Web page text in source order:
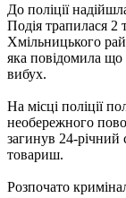
До поліції
Подія трапилася 2
Хмільницького
яка повідомила що
вибух.
На місці поліції
необережного
загинув 24-річний
товариш.
Розпочато